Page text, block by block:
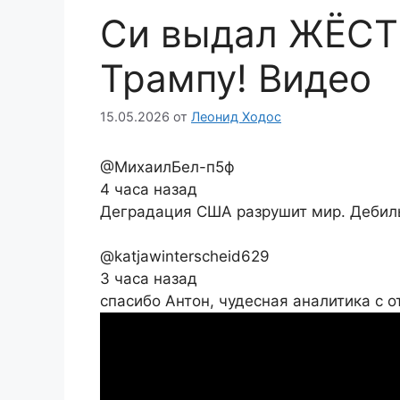
Си выдал
Трампу! Видео
15.05.2026 от Леонид Ходос
@МихаилБел-п5ф
4 часа назад
Деградация США разрушит мир.
@katjawinterscheid629
3 часа назад
спасибо Антон, чудесная аналитика с